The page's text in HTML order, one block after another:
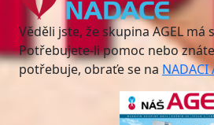
Věděli jste, že skupina AGEL má
Potřebujete-li pomoc nebo
potřebuje, obraťe se na NADACI